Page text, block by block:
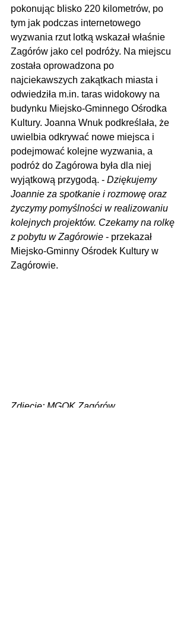
pokonując blisko 220 kilometrów, po
tym jak podczas internetowego
wyzwania rzut lotką wskazał właśnie
Zagórów jako cel podróży. Na miejscu
została oprowadzona po
najciekawszych zakątkach miasta i
odwiedziła m.in. taras widokowy na
budynku Miejsko-Gminnego Ośrodka
Kultury. Joanna Wnuk podkreślała, że
uwielbia odkrywać nowe miejsca i
podejmować kolejne wyzwania, a
podróż do Zagórowa była dla niej
wyjątkową przygodą. - Dziękujemy
Joannie za spotkanie i rozmowę oraz
życzymy pomyślności w realizowaniu
kolejnych projektów. Czekamy na rolkę
z pobytu w Zagórowie - przekazał
Miejsko-Gminny Ośrodek Kultury w
Zagórowie.
Zdjęcie: MGOK Zagórów